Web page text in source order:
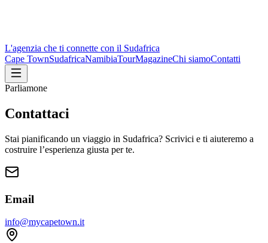
L'agenzia che ti connette con il Sudafrica
Cape TownSudafricaNamibiaTourMagazineChi siamoContatti
Parliamone
Contattaci
Stai pianificando un viaggio in Sudafrica? Scrivici e ti aiuteremo a
costruire l’esperienza giusta per te.
Email
info@mycapetown.it